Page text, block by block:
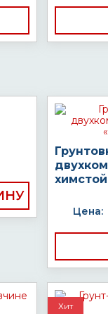
Цена:
Хит